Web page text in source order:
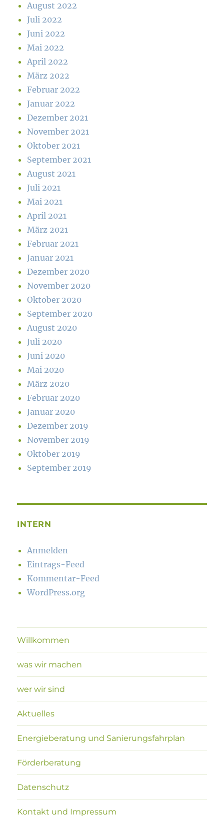
August 2022
Juli 2022
Juni 2022
Mai 2022
April 2022
März 2022
Februar 2022
Januar 2022
Dezember 2021
November 2021
Oktober 2021
September 2021
August 2021
Juli 2021
Mai 2021
April 2021
März 2021
Februar 2021
Januar 2021
Dezember 2020
November 2020
Oktober 2020
September 2020
August 2020
Juli 2020
Juni 2020
Mai 2020
März 2020
Februar 2020
Januar 2020
Dezember 2019
November 2019
Oktober 2019
September 2019
INTERN
Anmelden
Eintrags-Feed
Kommentar-Feed
WordPress.org
Willkommen
was wir machen
wer wir sind
Aktuelles
Energieberatung und Sanierungsfahrplan
Förderberatung
Datenschutz
Kontakt und Impressum